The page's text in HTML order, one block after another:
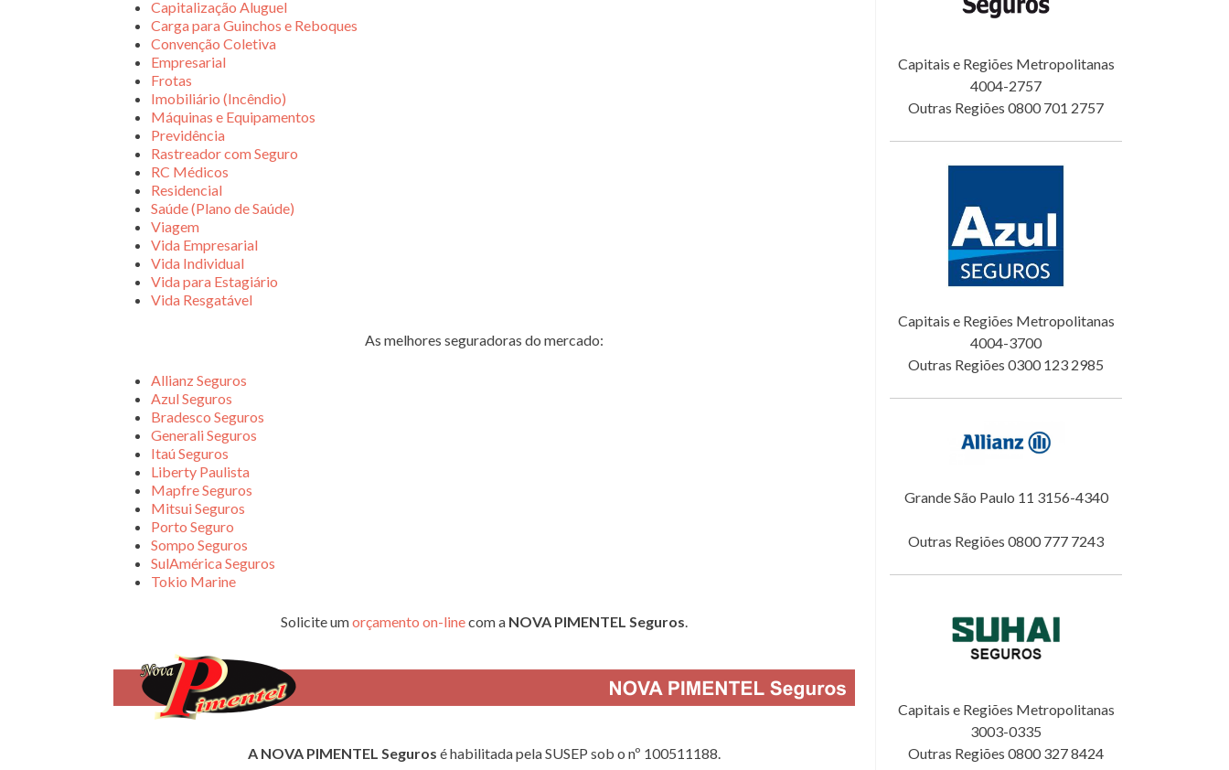
Capitalização Aluguel
Carga para Guinchos e Reboques
Convenção Coletiva
Empresarial
Frotas
Imobiliário (Incêndio)
Máquinas e Equipamentos
Previdência
Rastreador com Seguro
RC Médicos
Residencial
Saúde (Plano de Saúde)
Viagem
Vida Empresarial
Vida Individual
Vida para Estagiário
Vida Resgatável
As melhores seguradoras do mercado:
Allianz Seguros
Azul Seguros
Bradesco Seguros
Generali Seguros
Itaú Seguros
Liberty Paulista
Mapfre Seguros
Mitsui Seguros
Porto Seguro
Sompo Seguros
SulAmérica Seguros
Tokio Marine
Solicite umorçamento on-linecom a NOVA PIMENTEL Seguros.
A NOVA PIMENTEL Seguros é habilitada pela SUSEP sob o nº 100511188.
Capitais e Regiões Metropolitanas
4004-2757
Outras Regiões 0800 701 2757
Capitais e Regiões Metropolitanas
4004-3700
Outras Regiões 0300 123 2985
Grande São Paulo 11 3156-4340
Outras Regiões 0800 777 7243
Capitais e Regiões Metropolitanas
3003-0335
Outras Regiões 0800 327 8424